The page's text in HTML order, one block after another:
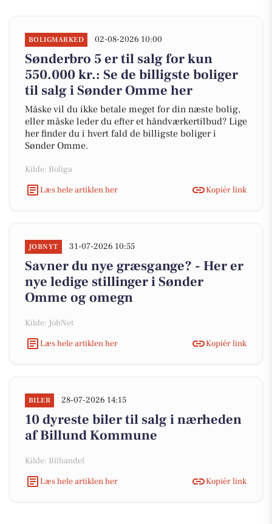
BOLIGMARKED 02-08-2026 10:00
Sønderbro 5 er til salg for kun
550.000 kr.: Se de billigste boliger
til salg i Sønder Omme her
Måske vil du ikke betale meget for din næste bolig,
eller måske leder du efter et håndværkertilbud? Lige
her finder du i hvert fald de billigste boliger i
Sønder Omme.
Kilde: Boliga
Læs hele artiklen her
Kopiér link
JOBNYT 31-07-2026 10:55
Savner du nye græsgange? - Her er
nye ledige stillinger i Sønder
Omme og omegn
Kilde: JobNet
Læs hele artiklen her
Kopiér link
BILER 28-07-2026 14:15
10 dyreste biler til salg i nærheden
af Billund Kommune
Kilde: Bilhandel
Læs hele artiklen her
Kopiér link